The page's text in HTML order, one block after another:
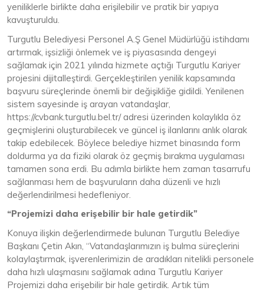
yeniliklerle birlikte daha erişilebilir ve pratik bir yapıya
kavuşturuldu.
Turgutlu Belediyesi Personel A.Ş Genel Müdürlüğü istihdamı
artırmak, işsizliği önlemek ve iş piyasasında dengeyi
sağlamak için 2021 yılında hizmete açtığı Turgutlu Kariyer
projesini dijitalleştirdi. Gerçekleştirilen yenilik kapsamında
başvuru süreçlerinde önemli bir değişikliğe gidildi. Yenilenen
sistem sayesinde iş arayan vatandaşlar,
https://cvbank.turgutlu.bel.tr/ adresi üzerinden kolaylıkla öz
geçmişlerini oluşturabilecek ve güncel iş ilanlarını anlık olarak
takip edebilecek. Böylece belediye hizmet binasında form
doldurma ya da fiziki olarak öz geçmiş bırakma uygulaması
tamamen sona erdi. Bu adımla birlikte hem zaman tasarrufu
sağlanması hem de başvuruların daha düzenli ve hızlı
değerlendirilmesi hedefleniyor.
“Projemizi daha erişebilir bir hale getirdik”
Konuya ilişkin değerlendirmede bulunan Turgutlu Belediye
Başkanı Çetin Akın, “Vatandaşlarımızın iş bulma süreçlerini
kolaylaştırmak, işverenlerimizin de aradıkları nitelikli personele
daha hızlı ulaşmasını sağlamak adına Turgutlu Kariyer
Projemizi daha erişebilir bir hale getirdik. Artık tüm